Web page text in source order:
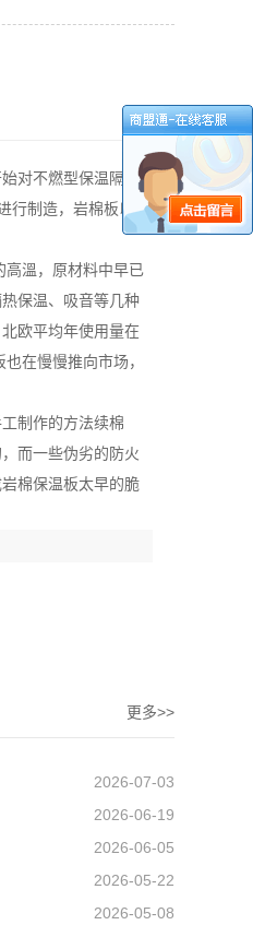
对不燃型保温隔热
行制造，岩棉板以火
高溫，原材料中早已
保温、吸音等几种
欧平均年使用量在
在慢慢推向市场，
制作的方法续棉
而一些伪劣的防火
棉保温板太早的脆
更多>>
2026-07-03
2026-06-19
2026-06-05
2026-05-22
2026-05-08